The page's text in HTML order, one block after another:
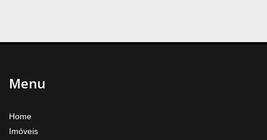
Menu
Home
Imóveis